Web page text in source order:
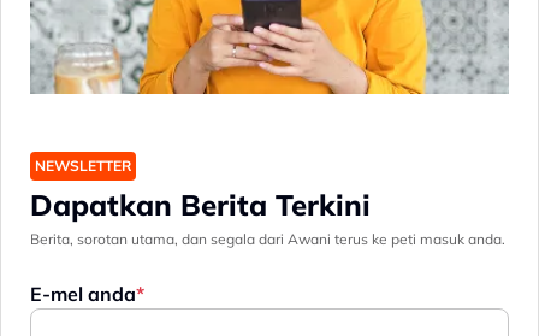
NEWSLETTER
Dapatkan Berita Terkini
Berita, sorotan utama, dan segala dari Awani terus ke peti masuk anda.
E-mel anda